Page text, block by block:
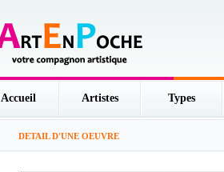
Accueil Artistes Types
DETAIL D'UNE OEUVRE